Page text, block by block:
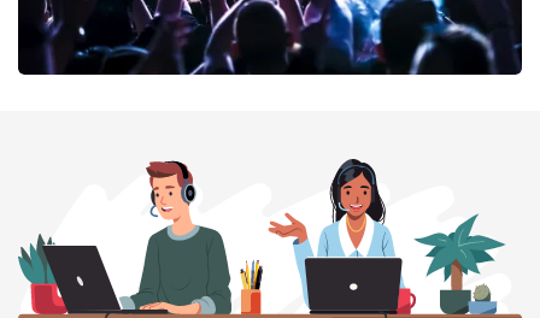
BESTEL NU